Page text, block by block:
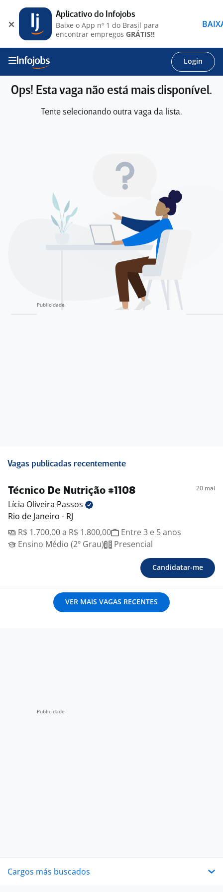
Login
Ops! Esta vaga não está mais disponível.
Tente selecionando outra vaga da lista.
Vagas publicadas recentemente
Técnico De Nutrição #1108 20 mai
Lícia Oliveira Passos
Rio de Janeiro - RJ
R$ 1.700,00 a R$ 1.800,00
Entre 3 e 5 anos
Ensino Médio (2º Grau)
Presencial
Candidatar-me
VER MAIS VAGAS RECENTES
Cargos más buscados
Aplicativo do Infojobs
Baixe o App nº 1 do Brasil para
encontrar empregos GRÁTIS!!